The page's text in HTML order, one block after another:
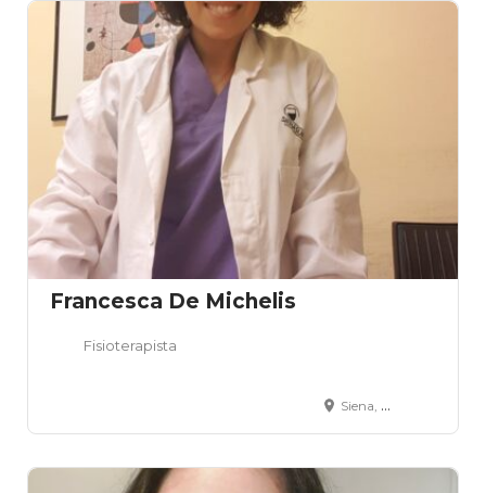
Francesca De Michelis
Fisioterapista
Siena, SI, Italia